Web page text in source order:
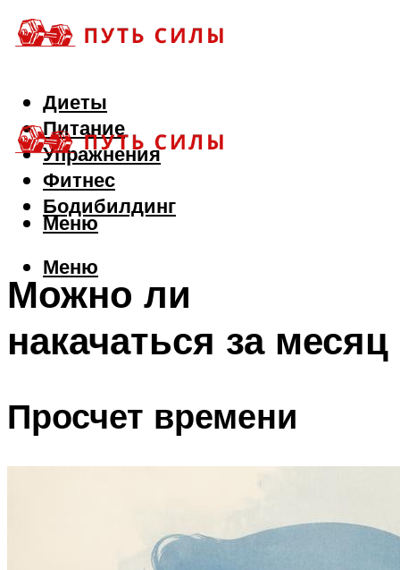
Диеты
Питание
Упражнения
Фитнес
Бодибилдинг
Меню
Меню
Можно ли
накачаться за месяц
Просчет времени